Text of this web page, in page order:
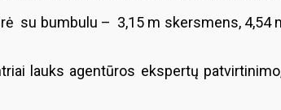
su bumbulu – 3,15 m skersmens, 4,54
lauks agentūros ekspertų